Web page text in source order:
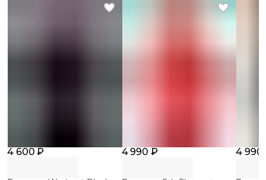
4 600 ₽ 4 990 ₽ 4 990